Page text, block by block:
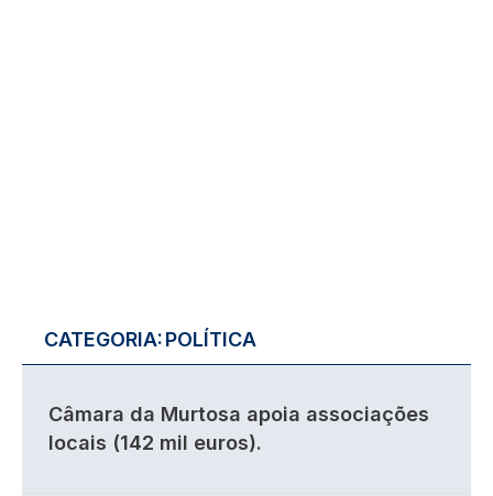
CATEGORIA:POLÍTICA
Câmara da Murtosa apoia associações
locais (142 mil euros).